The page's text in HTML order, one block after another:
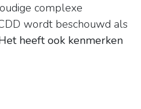
complexe
wordt beschouwd als
heeft ook kenmerken